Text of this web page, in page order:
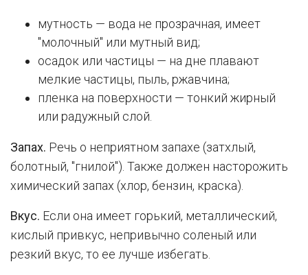
мутность — вода не прозрачная, имеет
"молочный" или мутный вид;
осадок или частицы — на дне плавают
мелкие частицы, пыль, ржавчина;
пленка на поверхности — тонкий жирный
или радужный слой.
Запах. Речь о неприятном запахе (затхлый,
болотный, "гнилой"). Также должен насторожить
химический запах (хлор, бензин, краска).
Вкус. Если она имеет горький, металлический,
кислый привкус, непривычно соленый или
резкий вкус, то ее лучше избегать.